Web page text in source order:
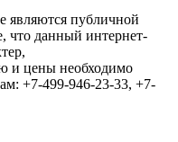
являются публичной
что данный интернет-
и цены необходимо
+7-499-946-23-33, +7-